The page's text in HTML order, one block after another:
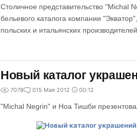
Столичное представительство "Michal
бельевого каталога компании
польских и итальянских производителей.
Новый каталог
7078 015 Мая 2012 00:12
"Michal Negrin" и Ноа Тишби